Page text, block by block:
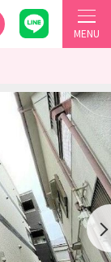
MENU